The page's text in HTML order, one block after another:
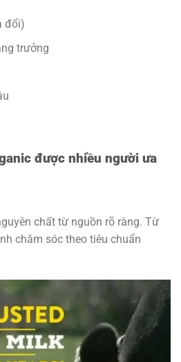
đổi)
trưởng
được nhiều người ưa
chất từ nguồn rõ ràng. Từ
chăm sóc theo tiêu chuẩn